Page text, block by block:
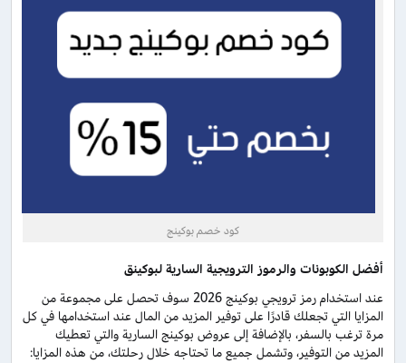
كود خصم بوكينج
أفضل الكوبونات والرموز الترويجية السارية لبوكينق
عند استخدام رمز ترويجي بوكينج 2026 سوف تحصل على مجموعة من
المزايا التي تجعلك قادرًا على توفير المزيد من المال عند استخدامها في كل
مرة ترغب بالسفر، بالإضافة إلى عروض بوكينج السارية والتي تعطيك
المزيد من التوفير، وتشمل جميع ما تحتاجه خلال رحلتك، من هذه المزايا: